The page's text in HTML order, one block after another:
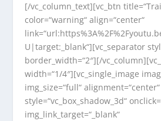
[/vc_column_text][vc_btn
color=“warning“ align=“center“
U|target:_blank“][vc_separator
border_width=“2″][/
width=“1/4″][vc_single_image
img_size=“full“ alignment=“center“
style=“vc_box_shadow_3d“
img_link_target=“_blank“